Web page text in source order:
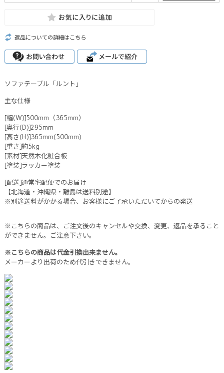
返品についての詳細はこちら
ソファテーブル「ルント」
主な仕様
[幅(W)]500mm（365mm）
[奥行(D)]295mm
[高さ(H)]365mm(500mm)
[重さ]約5kg
[素材]天然木化粧合板
[塗装]ラッカー塗装
[配送]通常宅配便でのお届け
【北海道・沖縄県・離島は送料別途】
※別途送料がかかる場合、お客様にご了承いただいてからの発送
※こちらの商品は、ご注文後のキャンセルや交換、変更、返品を承ること
ができません。ご注意下さい。
※こちらの商品は代金引換出来ません。
メーカーより出荷のため代引きできません。